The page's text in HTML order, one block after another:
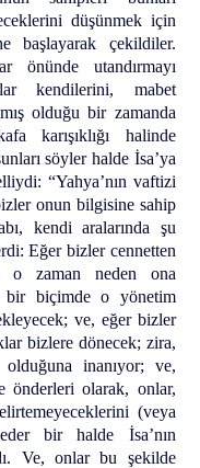
düşünmek için
başlayarak çekildiler.
önünde utandırmayı
kendilerini, mabet
olduğu bir zamanda
karışıklığı halinde
söyler halde İsa’ya
“Yahya’nın vaftizi
onun bilgisine sahip
kendi aralarında şu
Eğer bizler cennetten
o zaman neden ona
bir biçimde o yönetim
ve, eğer bizler
bizlere dönecek; zira,
olduğuna inanıyor; ve,
önderleri olarak, onlar,
(veya
bir halde İsa’nın
Ve, onlar bu şekilde